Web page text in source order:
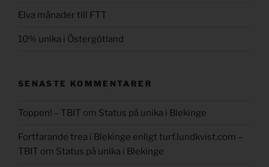
Elva månader till FTT
10% unika i Östergötland
SENASTE KOMMENTARER
Toppen! – TBIT om Status på unika i Blekinge
Fortfarande trea i Blekinge enligt turf.lundkvist.com –
TBIT om Status på unika i Blekinge